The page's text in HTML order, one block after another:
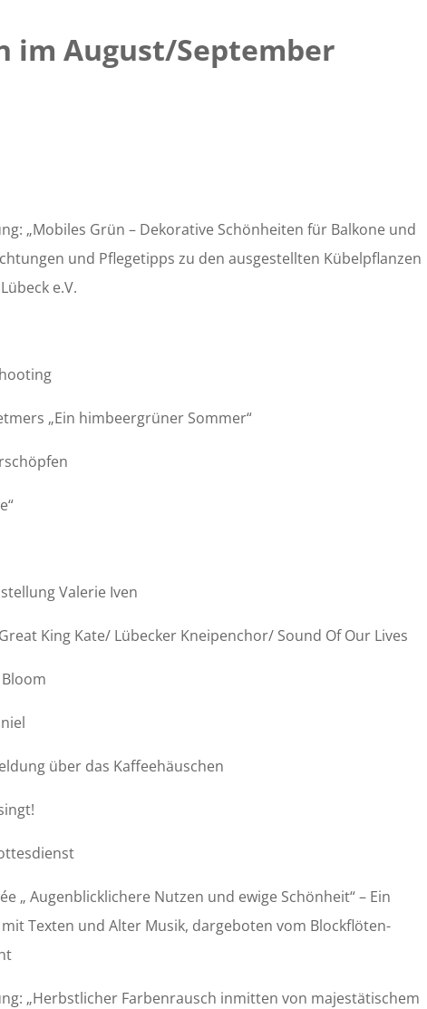
im August/September
„Mobiles Grün – Dekorative Schönheiten für Balkone und
und Pflegetipps zu den ausgestellten Kübelpflanzen
e.V.
„Ein himbeergrüner Sommer“
Valerie Iven
King Kate/ Lübecker Kneipenchor/ Sound Of Our Lives
über das Kaffeehäuschen
„ Augenblicklichere Nutzen und ewige Schönheit“ – Ein
Texten und Alter Musik, dargeboten vom Blockflöten-
„Herbstlicher Farbenrausch inmitten von majestätischem